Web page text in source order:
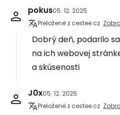
pokus05. 12. 2025
Preložené z cestee.cz
Dobrý deň, podarilo
na ich webovej
a skúsenosti
J0x05. 12. 2025
Preložené z cestee.cz